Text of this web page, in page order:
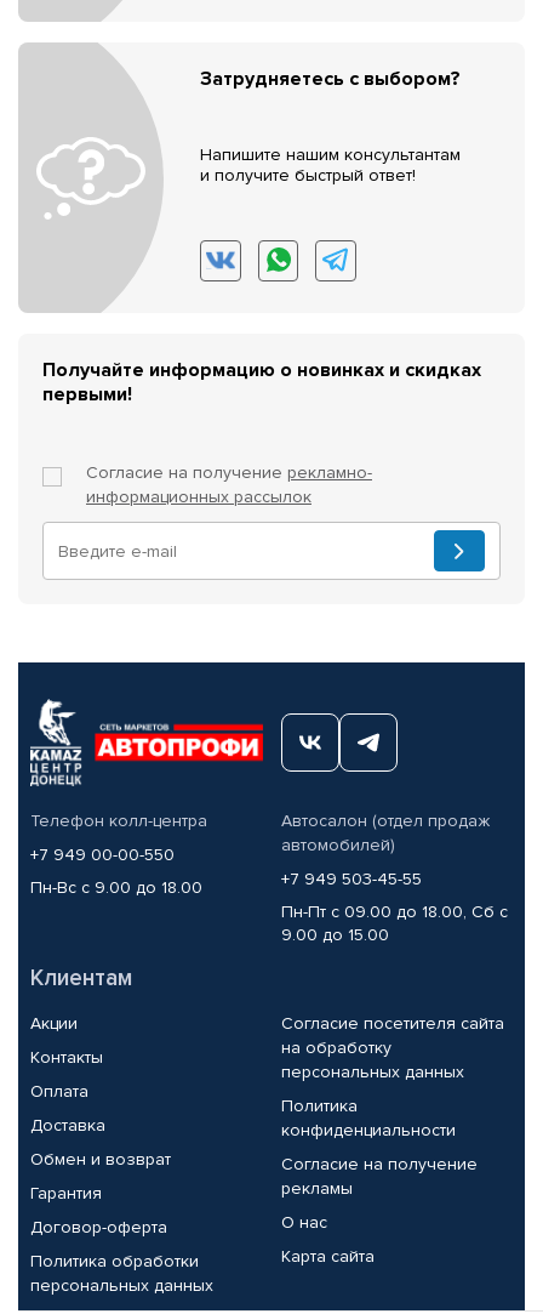
Затрудняетесь с выбором?
Напишите нашим консультантам
и получите быстрый ответ!
Получайте информацию о новинках и скидках
первыми!
Согласие на получение рекламно-
информационных рассылок
Телефон колл-центра
+7 949 00-00-550
Пн-Вс с 9.00 до 18.00
Автосалон (отдел продаж
автомобилей)
+7 949 503-45-55
Пн-Пт с 09.00 до 18.00, Сб с
9.00 до 15.00
Клиентам
Акции
Контакты
Оплата
Доставка
Обмен и возврат
Гарантия
Договор-оферта
Политика обработки
персональных данных
Согласие посетителя сайта
на обработку
персональных данных
Политика
конфиденциальности
Согласие на получение
рекламы
О нас
Карта сайта